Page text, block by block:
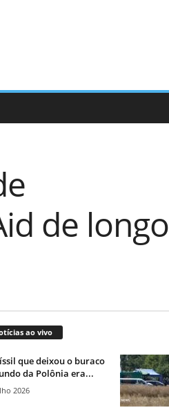
de longo
ao vivo
que deixou o buraco
da Polônia era...
2026